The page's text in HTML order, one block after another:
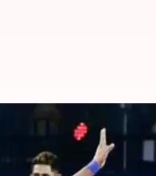
दीपक का